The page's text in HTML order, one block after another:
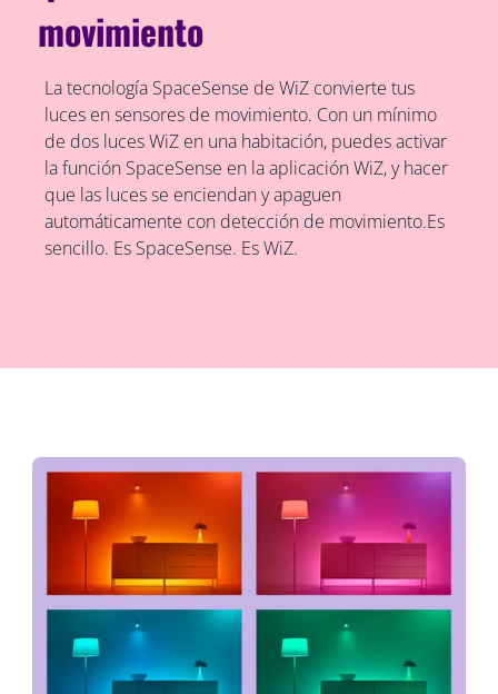
movimiento
La tecnología SpaceSense de WiZ convierte tus
luces en sensores de movimiento. Con un mínimo
de dos luces WiZ en una habitación, puedes activar
la función SpaceSense en la aplicación WiZ, y hacer
que las luces se enciendan y apaguen
automáticamente con detección de movimiento.Es
sencillo. Es SpaceSense. Es WiZ.